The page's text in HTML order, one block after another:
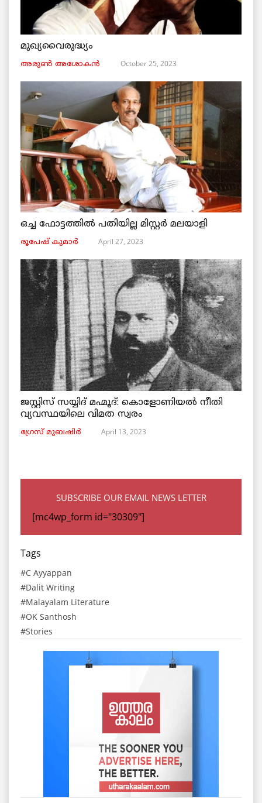
മുഖ്യവൈരുദ്ധ്യം
അരുണ്‍ അശോകൻ October 25, 2023
ഒച്ച ഫോട്ടത്തിൽ പതിയില്ല മിസ്റ്റർ മലയാളി
രൂപേഷ്‌ കുമാര്‍ April 27, 2023
ജസ്റ്റിസ് സയ്യിദ് മഹ്മൂദ്: കൊളോണിയൽ നീതി
വ്യവസ്ഥയിലെ വിമത സ്വരം
ഗ്രേസ് മുബഷിർ April 13, 2023
SUBSCRIBE OUR EMAIL NEWS LETTER
[mc4wp_form id="30309"]
Tags
C Ayyappan
Dalit Writing
Malayalam Literature
OK Santhosh
Stories